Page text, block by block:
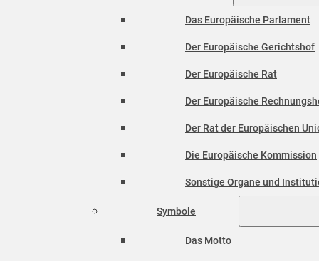
Das Europäische Parlament
Der Europäische Gerichtshof
Der Europäische Rat
Der Europäische
Der Rat der Europäischen
Die Europäische Kommission
Sonstige Organe und
Symbole
Das Motto